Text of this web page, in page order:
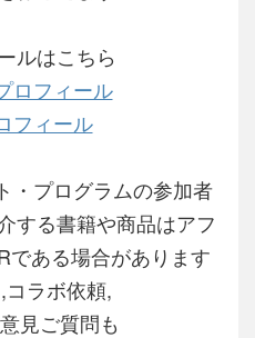
ルはこちら
ロフィール
フィール
プログラムの参加者
する書籍や商品はアフ
である場合があります
ラボ依頼,
見ご質問も